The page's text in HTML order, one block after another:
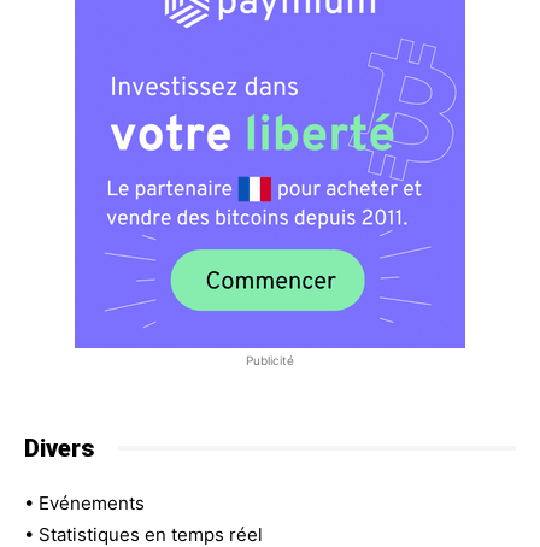
Publicité
Divers
• Evénements
• Statistiques en temps réel